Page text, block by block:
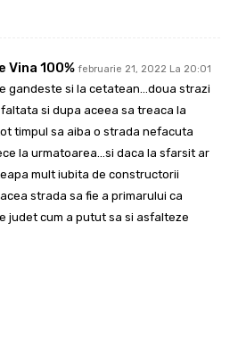
Vina 100% februarie 21, 2022 La 20:01
gandeste si la cetatean…doua strazi
si dupa aceea sa treaca la
timpul sa aiba o strada nefacuta
la urmatoarea…si daca la sfarsit ar
mult iubita de constructorii
strada sa fie a primarului ca
judet cum a putut sa si asfalteze